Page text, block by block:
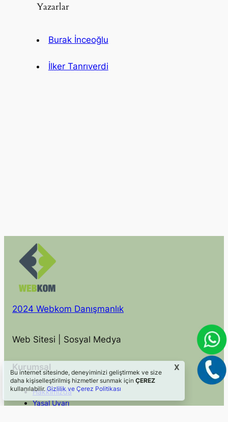
Yazarlar
Burak İnceoğlu
İlker Tanrıverdi
2024 Webkom Danışmanlık
Web Sitesi | Sosyal Medya
Kurumsal
Hakkımızda
Yasal Uyarı
Bu internet sitesinde, deneyiminizi geliştirmek ve size
daha kişiselleştirilmiş hizmetler sunmak için ÇEREZ
kullanılabilir.Gizlilik ve Çerez Politikası
X